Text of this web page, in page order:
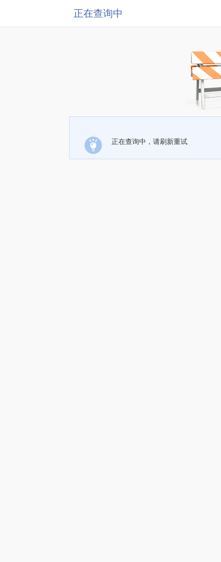
正在查询中
正在查询中，请刷新重试